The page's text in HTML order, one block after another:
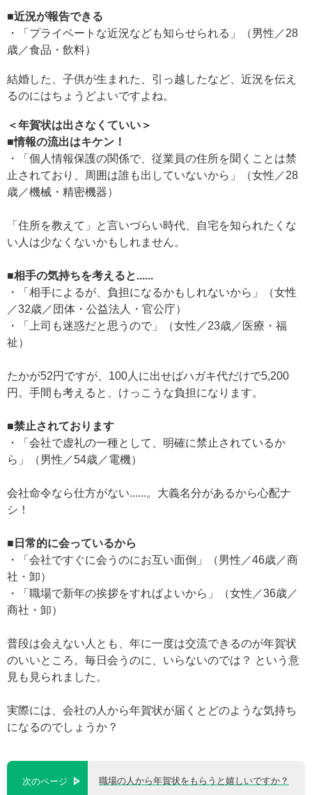
■近況が報告できる
・「プライベートな近況なども知らせられる」（男性／28
歳／食品・飲料）
結婚した、子供が生まれた、引っ越したなど、近況を伝え
るのにはちょうどよいですよね。
＜年賀状は出さなくていい＞
■情報の流出はキケン！
・「個人情報保護の関係で、従業員の住所を聞くことは禁
止されており、周囲は誰も出していないから」（女性／28
歳／機械・精密機器）
「住所を教えて」と言いづらい時代、自宅を知られたくな
い人は少なくないかもしれません。
■相手の気持ちを考えると......
・「相手によるが、負担になるかもしれないから」（女性
／32歳／団体・公益法人・官公庁）
・「上司も迷惑だと思うので」（女性／23歳／医療・福
祉）
たかが52円ですが、100人に出せばハガキ代だけで5,200
円。手間も考えると、けっこうな負担になります。
■禁止されております
・「会社で虚礼の一種として、明確に禁止されているか
ら」（男性／54歳／電機）
会社命令なら仕方がない......。大義名分があるから心配ナ
シ！
■日常的に会っているから
・「会社ですぐに会うのにお互い面倒」（男性／46歳／商
社・卸）
・「職場で新年の挨拶をすればよいから」（女性／36歳／
商社・卸）
普段は会えない人とも、年に一度は交流できるのが年賀状
のいいところ。毎日会うのに、いらないのでは？ という意
見も見られました。
実際には、会社の人から年賀状が届くとどのような気持ち
になるのでしょうか？
次のページ 職場の人から年賀状をもらうと嬉しいですか？